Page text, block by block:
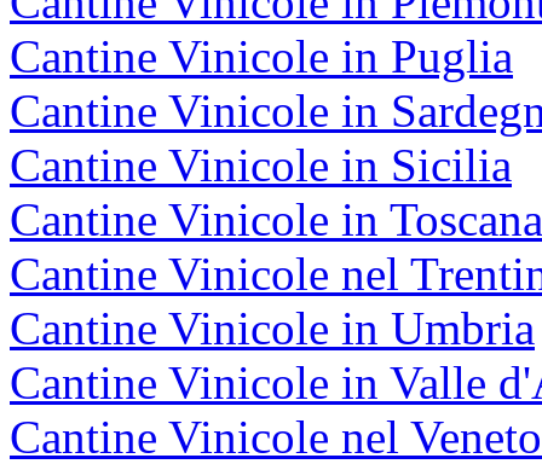
Cantine Vinicole in Puglia
Cantine Vinicole in
Cantine Vinicole in Sicilia
Cantine Vinicole in Toscana
Cantine Vinicole nel
Cantine Vinicole in Umbria
Cantine Vinicole in Valle
Cantine Vinicole nel Veneto